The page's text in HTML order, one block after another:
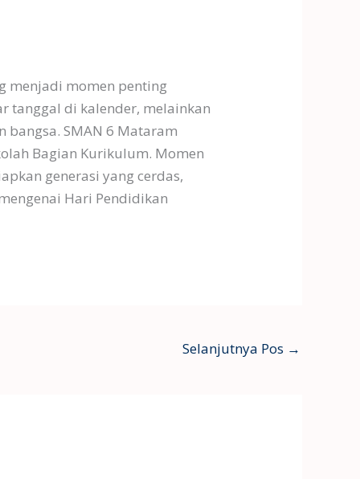
menjadi momen penting
tanggal di kalender, melainkan
SMAN 6 Mataram
Bagian Kurikulum. Momen
generasi yang cerdas,
Hari Pendidikan
Selanjutnya Pos →